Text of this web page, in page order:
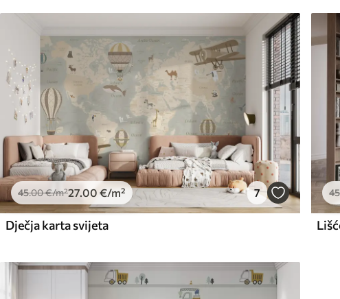
45.00€/m²27 .00 €/m² 7
Dječja karta svijeta
45